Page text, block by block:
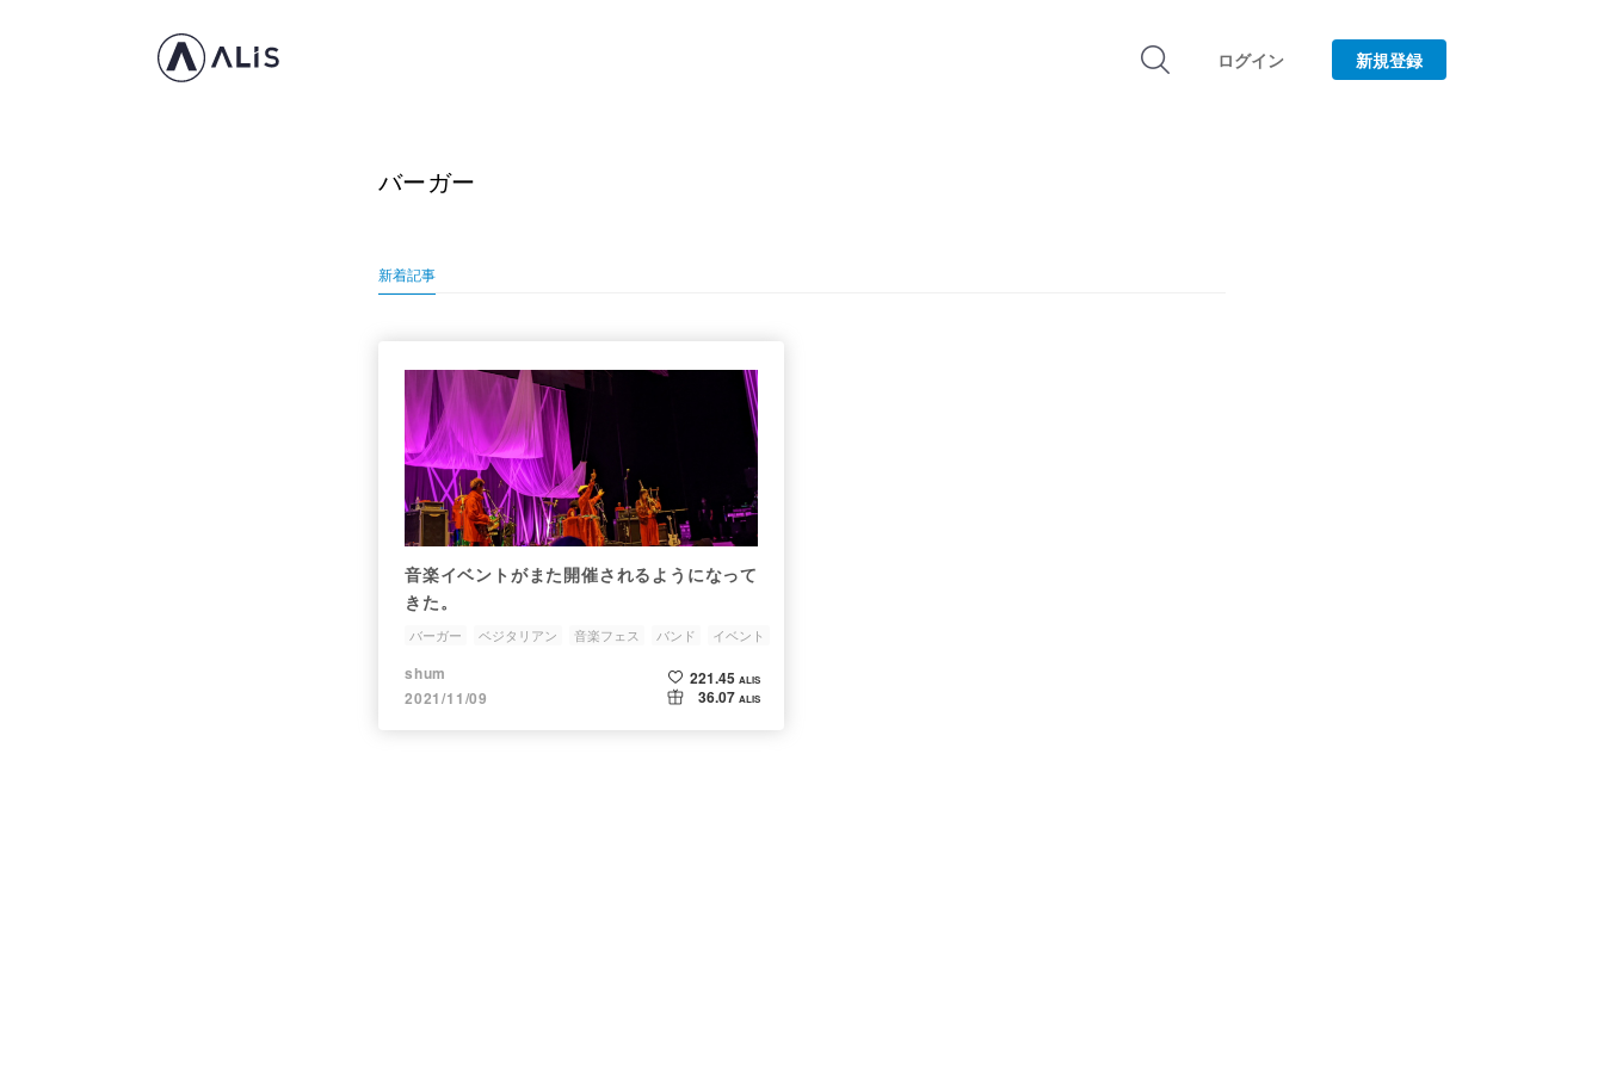
ログイン 新規登録
バーガー
新着記事
音楽イベントがまた開催されるようになって
きた。
バーガー ベジタリアン 音楽フェス バンド イベント
shum
2021/11/09
221.45 ALIS
36.07 ALIS